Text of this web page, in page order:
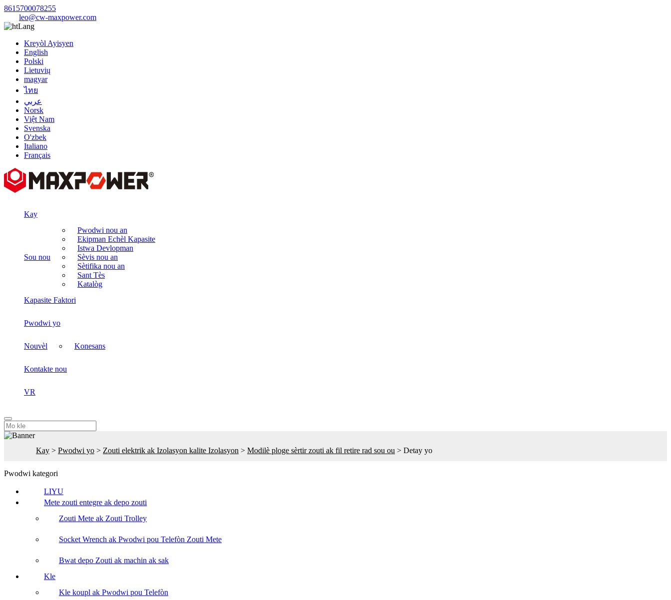
8615700078255
leo@cw-maxpower.com
Lang
Kreyòl Ayisyen
English
Polski
Lietuvių
magyar
ไทย
عربي
Norsk
Việt Nam
Svenska
O'zbek
Italiano
Français
Kay
Sou nou
Pwodwi nou an
Ekipman Echèl Kapasite
Istwa Devlopman
Sèvis nou an
Sètifika nou an
Sant Tès
Katalòg
Kapasite Faktori
Pwodwi yo
Nouvèl Konesans
Kontakte nou
VR
Kay > Pwodwi yo > Zouti elektrik ak Izolasyon kalite Izolasyon > Modilè ploge sèrtir zouti ak fil retire rad sou ou > Detay yo
Pwodwi kategori
LIYU
Mete zouti entegre ak depo zouti
Zouti Mete ak Zouti Trolley
Socket Wrench ak Pwodwi pou Telefòn Zouti Mete
Bwat depo Zouti ak machin ak sak
Kle
Kle koupl ak Pwodwi pou Telefòn